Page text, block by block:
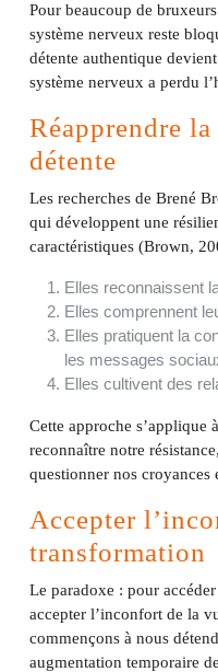
Pour beaucoup de
système nerveux reste
détente authentique
système nerveux a perdu
Réapprendre
détente
Les recherches de Brené
qui développent une
caractéristiques (Brown,
Elles reconnaissent
Elles comprennent
Elles pratiquent la
les messages
Elles cultivent des
Cette approche s’applique
reconnaître notre
questionner nos croyances
Accepter
transformation
Le paradoxe : pour
accepter l’inconfort de la
commençons à nous
augmentation temporaire